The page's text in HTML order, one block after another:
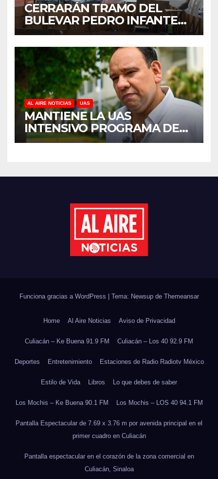
CERRARÁN TRAMO DEL
BULEVAR PEDRO INFANTE
PARA ACELERAR OBRAS
ANTES DEL REGRESO A
CLASES
AL AIRE NOTICIAS UAS
MANTIENE LA UAS
INTENSIVO PROGRAMA DE
MANTENIMIENTO Y
DEL CICLO ESCOLAR 2026-
Funciona gracias a WordPress Tema: Newsup de Themeansar
Home Al Aire Noticias Aviso de Privacidad
Culiacán – Ke Buena 91.9 FM Culiacán – Los 40 92.9 FM
Deportes Entretenimiento Estaciones de Radio Radiotv México
Estilo de Vida Libros Lo que debes de saber
Los Mochis – Ke Buena 90.1 FM Los Mochis – LOS 40 94.1 FM
Pantalla Espectacular de 7.69 x 3.76 m por avenida principal en el
primer cuadro en Culiacán
Pantalla espectacular en el corazón de la zona comercial en
Culiacán, Sinaloa